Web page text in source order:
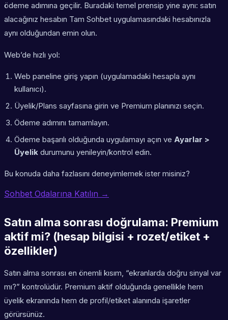
ödeme adımına geçilir. Buradaki temel prensip yine aynı: satın
alacağınız hesabın Tam Sohbet uygulamasındaki hesabınızla
aynı olduğundan emin olun.
Web’de hızlı yol:
Web paneline giriş yapın (uygulamadaki hesapla aynı
kullanıcı).
Üyelik/Plans sayfasına girin ve Premium planınızı seçin.
Ödeme adımını tamamlayın.
Ödeme başarılı olduğunda uygulamayı açın ve Ayarlar >
Üyelik durumunu yenileyin/kontrol edin.
Bu konuda daha fazlasını deneyimlemek ister misiniz?
Sohbet Odalarına Katılın →
Satın alma sonrası doğrulama: Premium
aktif mi? (hesap bilgisi + rozet/etiket +
özellikler)
Satın alma sonrası en önemli kısım, “ekranlarda doğru sinyal var
mı?” kontrolüdür. Premium aktif olduğunda genellikle hem
üyelik ekranında hem de profil/etiket alanında işaretler
görürsünüz.